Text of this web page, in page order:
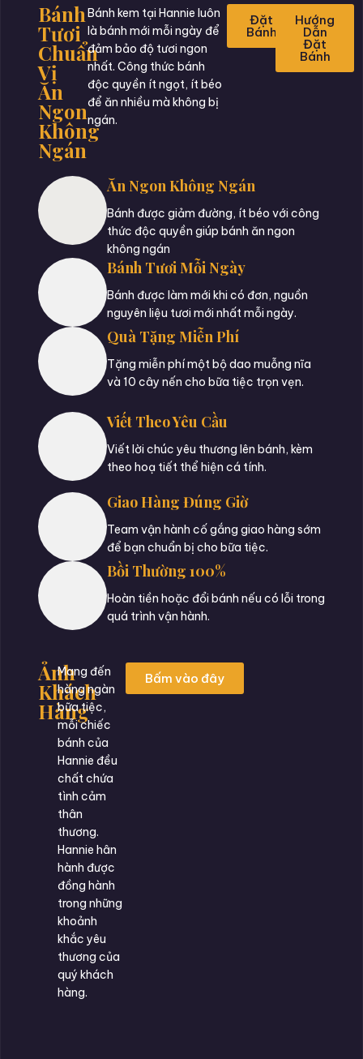
Bánh
Tươi
Chuẩn
Vị
Ăn
Ngon
Không
Ngán
Bánh kem tại Hannie luôn
là bánh mới mỗi ngày để
đảm bảo độ tươi ngon
nhất. Công thức bánh
độc quyền ít ngọt, ít béo
để ăn nhiều mà không bị
ngán.
Đặt
Bánh
Hướng
Dẫn
Đặt
Bánh
Ăn Ngon Không Ngán
Bánh được giảm đường, ít béo với công
thức độc quyền giúp bánh ăn ngon
không ngán
Bánh Tươi Mỗi Ngày
Bánh được làm mới khi có đơn, nguồn
nguyên liệu tươi mới nhất mỗi ngày.
Quà Tặng Miễn Phí
Tặng miễn phí một bộ dao muỗng nĩa
và 10 cây nến cho bữa tiệc trọn vẹn.
Viết Theo Yêu Cầu
Viết lời chúc yêu thương lên bánh, kèm
theo hoạ tiết thể hiện cá tính.
Giao Hàng Đúng Giờ
Team vận hành cố gắng giao hàng sớm
để bạn chuẩn bị cho bữa tiệc.
Bồi Thường 100%
Hoàn tiền hoặc đổi bánh nếu có lỗi trong
quá trình vận hành.
Ảnh
Khách
Hàng
Mang đến
hàng ngàn
bữa tiệc,
mỗi chiếc
bánh của
Hannie đều
chất chứa
tình cảm
thân
thương.
Hannie hân
hành được
đồng hành
trong những
khoảnh
khắc yêu
thương của
quý khách
hàng.
Bấm vào đây